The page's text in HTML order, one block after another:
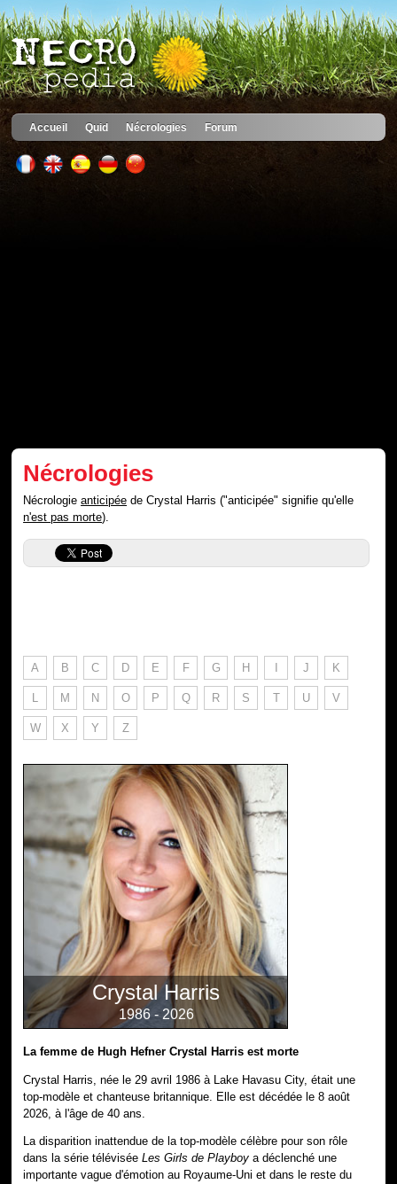
Accueil Quid Nécrologies Forum
Nécrologies
Nécrologieanticipée de Crystal Harris ("anticipée" signifie qu'elle
n'est pas morte).
A B C D E F G H I J K
L M N O P Q R S T U V
W X Y Z
Crystal Harris
1986 - 2026
La femme de Hugh Hefner Crystal Harris est morte
Crystal Harris, née le 29 avril 1986 à Lake Havasu City, était une
top-modèle et chanteuse britannique. Elle est décédée le 8 août
2026, à l'âge de 40 ans.
La disparition inattendue de la top-modèle célèbre pour son rôle
dans la série téléviséeLes Girls de Playboy a déclenché une
importante vague d'émotion au Royaume-Uni et dans le reste du